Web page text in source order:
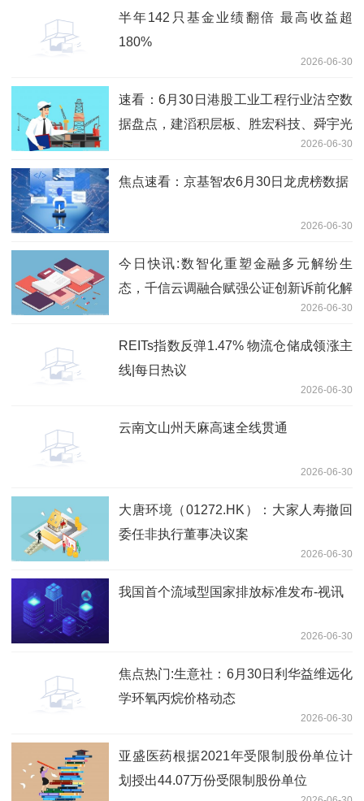
半年142只基金业绩翻倍 最高收益超
180%
2026-06-30
速看：6月30日港股工业工程行业沽空数
据盘点，建滔积层板、胜宏科技、舜宇光
2026-06-30
焦点速看：京基智农6月30日龙虎榜数据
2026-06-30
今日快讯:数智化重塑金融多元解纷生
态，千信云调融合赋强公证创新诉前化解
2026-06-30
REITs指数反弹1.47% 物流仓储成领涨主
线|每日热议
2026-06-30
云南文山州天麻高速全线贯通
2026-06-30
大唐环境（01272.HK）：大家人寿撤回
委任非执行董事决议案
2026-06-30
我国首个流域型国家排放标准发布-视讯
2026-06-30
焦点热门:生意社：6月30日利华益维远化
学环氧丙烷价格动态
2026-06-30
亚盛医药根据2021年受限制股份单位计
划授出44.07万份受限制股份单位